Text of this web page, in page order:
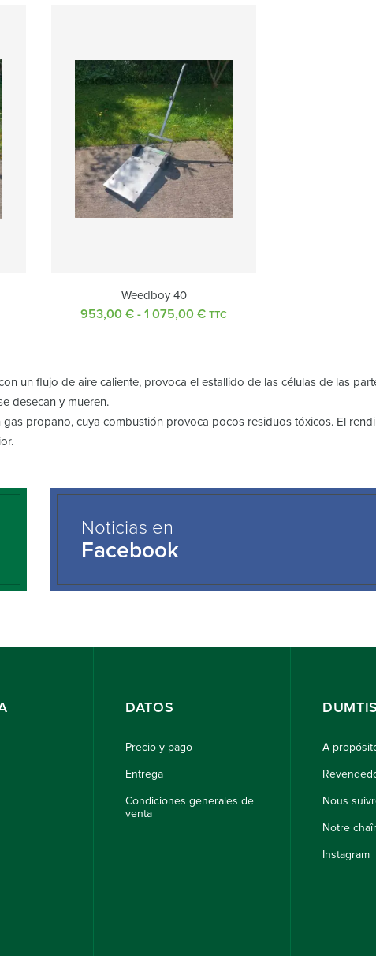
€
€
Weedboy 40
953,00€ - 1 075,00€ Rango
953,00 €
075,00 €
TTC
un flujo de aire caliente, provoca el estallido de las células de las
desecan y mueren.
propano, cuya combustión provoca pocos residuos tóxicos. El
Noticias en
Facebook
DATOS
Precio y pago
Entrega
Condiciones generales de
venta
DUMTIS
A
Nous
Notre
Instagram